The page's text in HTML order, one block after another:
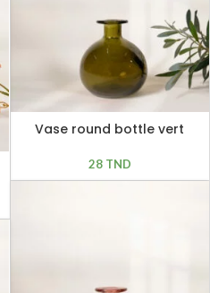
Vase round bottle vert
28 TND